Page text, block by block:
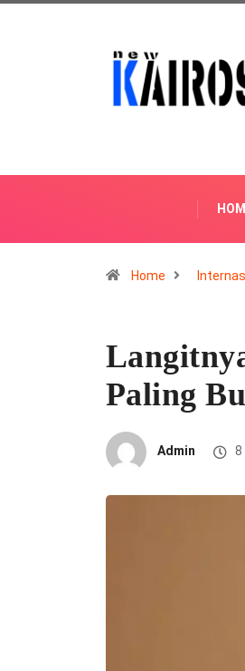
Home
Paling
Admin 8